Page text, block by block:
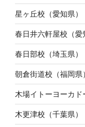
星ヶ丘校（愛知県）
春日井六軒屋校（愛
春日部校（埼玉県）
朝倉街道校（福岡県
木場イトーヨーカド
木更津校（千葉県）